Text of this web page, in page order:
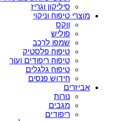
סיליקון וגריז
מוצרי טיפוח וניקוי
ווקס
פוליש
שמפו לרכב
טיפוח פלסטיק
טיפוח ריפודים ועור
טיפוח גלגלים
חידוש פנסים
אביזרים
נורות
מגבים
ריפודים